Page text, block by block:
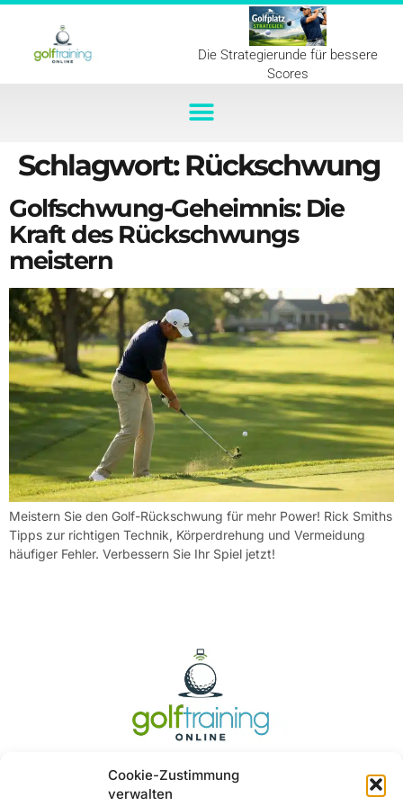
Cookie-Zustimmung
verwalten
Die Strategierunde für bessere
Scores
Schlagwort:Rückschwung
Golfschwung-Geheimnis: Die
Kraft des Rückschwungs
meistern
Meistern Sie den Golf-Rückschwung für mehr Power! Rick Smiths
Tipps zur richtigen Technik, Körperdrehung und Vermeidung
häufiger Fehler. Verbessern Sie Ihr Spiel jetzt!